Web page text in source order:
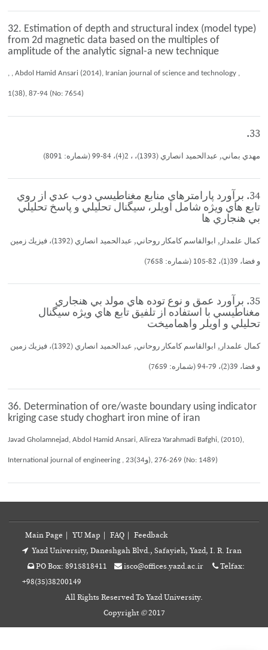
32. Estimation of depth and structural index (model type)
from 2d magnetic data based on the multiples of
amplitude of the analytic signal-a new technique
, , Abdol Hamid Ansari (2014), Iranian journal of science and technology ,
1(38), 87-94 (No: 7654)
33.
مهدي بماني, عبدالحميد انصاري (1393)، ، 2(4)، 84-99 (شماره: 8091)
34. برآورد پارامترهاي منابع مغناطيسي دوب عدي از روي
تابع هاي ويژه شامل اويلر، سيگنال تحليلي و پاسخ تحليلي
بي هنجاري ها
كمال علمدار, ابوالقاسم كامكار روحاني, عبدالحميد انصاري (1392)، فيزيك زمين
و فضا، 39(1)، 82-105 (شماره: 7658)
35. برآورد عمق و نوع توده هاي مولد بي هنجاري
مغناطيسي با استفاده از تلفيق تابع هاي ويژه سيگنال
تحليلي و اويلر واهماميخت
كمال علمدار, ابوالقاسم كامكار روحاني, عبدالحميد انصاري (1392)، فيزيك زمين
و فضا، 39(2)، 79-94 (شماره: 7659)
36. Determination of ore/waste boundary using indicator
kriging case study choghart iron mine of iran
Javad Gholamnejad, Abdol Hamid Ansari, Alireza Yarahmadi Bafghi, (2010),
International journal of engineering , 23(3و4), 269-276 (No: 1489)
Main Page YU Map FAQ
Feedback
Yazd University, Daneshgah Blvd., Safayieh, Yazd, I. R. Iran
PO Box: 8915818411
isco@offices.yazd.ac.ir
Telfax:
+98(35)38200149
All Rights Reserved To Yazd University.
Copyright ©2017